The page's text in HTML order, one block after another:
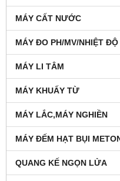
MÁY CẤT NƯỚC
MÁY ĐO PH/MV/NHIỆT ĐỘ
MÁY LI TÂM
MÁY KHUẤY TỪ
MÁY LẮC,MÁY NGHIỀN
MÁY ĐẾM HẠT BỤI
QUANG KẾ NGỌN LỬA